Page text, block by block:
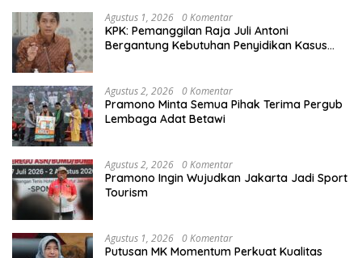
Agustus 1, 2026 0 Komentar
KPK: Pemanggilan Raja Juli Antoni
Bergantung Kebutuhan Penyidikan Kasus
Agustus 2, 2026 0 Komentar
Pramono Minta Semua Pihak Terima Pergub
Lembaga Adat Betawi
Agustus 2, 2026 0 Komentar
Pramono Ingin Wujudkan Jakarta Jadi Sport
Tourism
Agustus 1, 2026 0 Komentar
Putusan MK Momentum Perkuat Kualitas